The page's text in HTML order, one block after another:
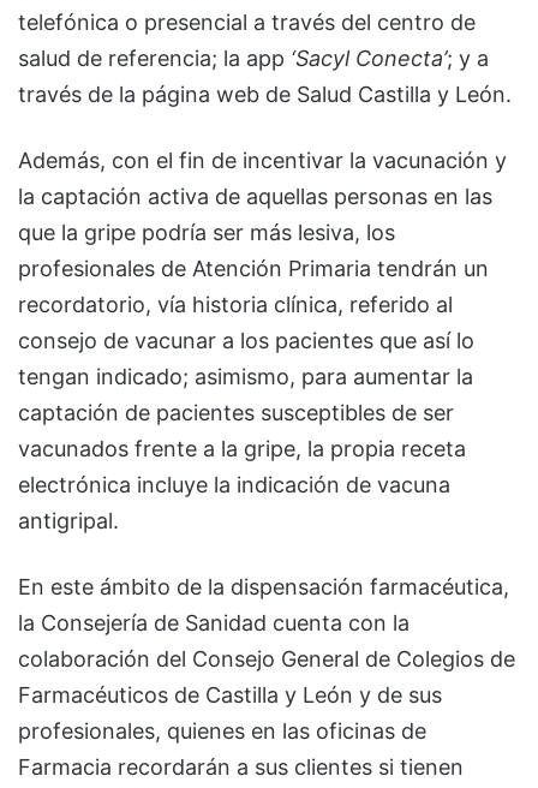
telefónica o presencial a través del centro de
salud de referencia; la app ‘Sacyl Conecta’; y a
través de la página web de Salud Castilla y León.
Además, con el fin de incentivar la vacunación y
la captación activa de aquellas personas en las
que la gripe podría ser más lesiva, los
profesionales de Atención Primaria tendrán un
recordatorio, vía historia clínica, referido al
consejo de vacunar a los pacientes que así lo
tengan indicado; asimismo, para aumentar la
captación de pacientes susceptibles de ser
vacunados frente a la gripe, la propia receta
electrónica incluye la indicación de vacuna
antigripal.
En este ámbito de la dispensación farmacéutica,
la Consejería de Sanidad cuenta con la
colaboración del Consejo General de Colegios de
Farmacéuticos de Castilla y León y de sus
profesionales, quienes en las oficinas de
Farmacia recordarán a sus clientes si tienen